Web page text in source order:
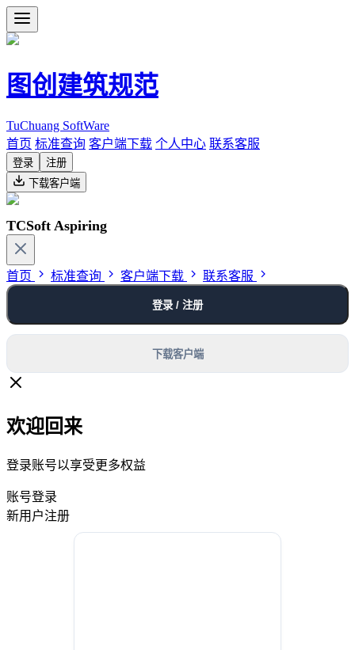
图创建筑规范
TuChuang SoftWare
首页 标准查询 客户端下载 个人中心 联系客服
登录
注册
下载客户端
TCSoft Aspiring
首页 标准查询 客户端下载 联系客服
登录 / 注册
下载客户端
欢迎回来
登录账号以享受更多权益
账号登录
新用户注册